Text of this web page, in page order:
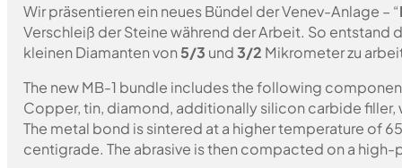
Wir präsentieren ein neues Bündel der Venev-Anlage – “
Verschleiß der Steine während der Arbeit. So entstand
kleinen Diamanten von5/3 und3/2 Mikrometer zu
The new MB-1 bundle includes the following
Copper, tin, diamond, additionally silicon carbide
The metal bond is sintered at a higher temperature of
centigrade. The abrasive is then compacted on a high-